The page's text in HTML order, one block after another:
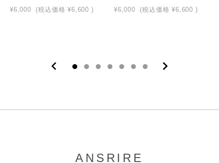
¥6,000 (税込価格 ¥6,600 ) ¥6,000 (税込価格 ¥6,600 )
ANSRIRE